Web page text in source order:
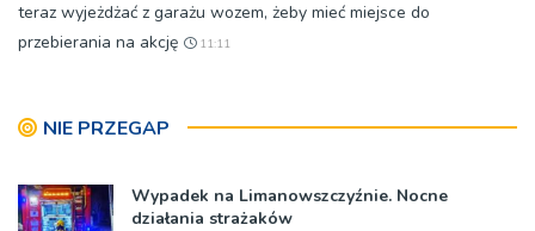
teraz wyjeżdżać z garażu wozem, żeby mieć miejsce do
przebierania na akcję
11:11
NIE PRZEGAP
Wypadek na Limanowszczyźnie. Nocne
działania strażaków